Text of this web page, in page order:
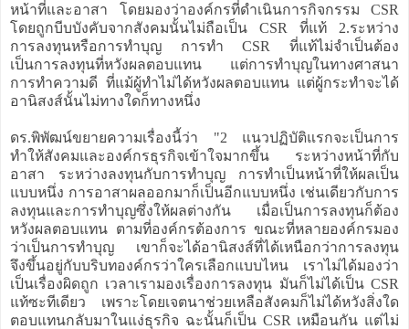
หน้าที่และอาสา โดยมองว่าองค์กรที่ดำเนินการกิจกรรม CSR
โดยถูกบีบบังคับจากสังคมนั้นไม่ถือเป็น CSR ที่แท้ 2.ระหว่าง
การลงทุนหรือการทำบุญ การทำ CSR ที่แท้ไม่จำเป็นต้อง
เป็นการลงทุนที่หวังผลตอบแทน แต่การทำบุญในทางศาสนา
การทำความดี ที่แม้ผู้ทำไม่ได้หวังผลตอบแทน แต่ผู้กระทำจะได้
อานิสงส์นั้นไม่ทางใดก็ทางหนึ่ง
ดร.พิพัฒน์ขยายความเรื่องนี้ว่า "2 แนวปฏิบัติแรกจะเป็นการ
ทำให้สังคมและองค์กรธุรกิจเข้าใจมากขึ้น ระหว่างหน้าที่กับ
อาสา ระหว่างลงทุนกับการทำบุญ การทำเป็นหน้าที่ให้ผลเป็น
แบบหนึ่ง การอาสาผลออกมาก็เป็นอีกแบบหนึ่ง เช่นเดียวกับการ
ลงทุนและการทำบุญซึ่งให้ผลต่างกัน เมื่อเป็นการลงทุนก็ต้อง
หวังผลตอบแทน ตามที่องค์กรต้องการ ขณะที่หลายองค์กรมอง
ว่าเป็นการทำบุญ เขาก็จะได้อานิสงส์ที่ได้เหนือกว่าการลงทุน
จึงขึ้นอยู่กับบริบทองค์กรว่าใครเลือกแบบไหน เราไม่ได้มองว่า
เป็นเรื่องผิดถูก เวลาเรามองเรื่องการลงทุน มันก็ไม่ได้เป็น CSR
แท้ซะทีเดียว เพราะโดยเจตนาช่วยเหลือสังคมก็ไม่ได้หวังสิ่งใด
ตอบแทนกลับมาในแง่ธุรกิจ ฉะนั้นก็เป็น CSR เหมือนกัน แต่ไม่